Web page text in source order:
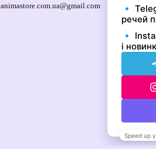
animastore.com.ua@gmail.com